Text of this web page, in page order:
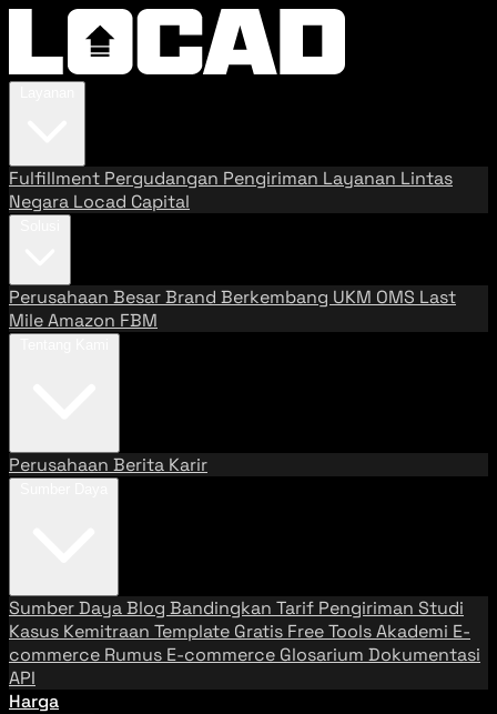
Fulfillment Pergudangan Pengiriman Layanan Lintas
Negara Locad Capital
Perusahaan BesarBrand Berkembang UKM OMS Last
MileAmazon FBM
Perusahaan Berita Karir
Sumber DayaBlog Bandingkan Tarif Pengiriman Studi
Kasus Kemitraan Template Gratis Free ToolsAkademi E-
commerce Rumus E-commerce Glosarium Dokumentasi
API
Harga